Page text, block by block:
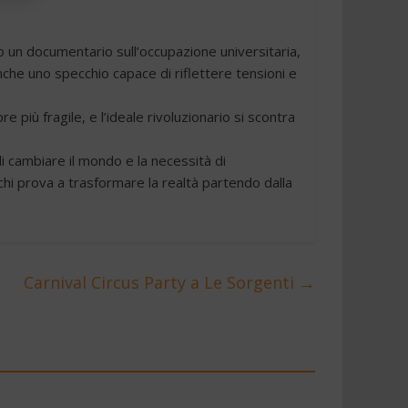
documentario sull’occupazione universitaria,
uno specchio capace di riflettere tensioni e
più fragile, e l’ideale rivoluzionario si scontra
il mondo e la necessità di
prova a trasformare la realtà partendo dalla
Carnival Circus Party a Le Sorgenti →